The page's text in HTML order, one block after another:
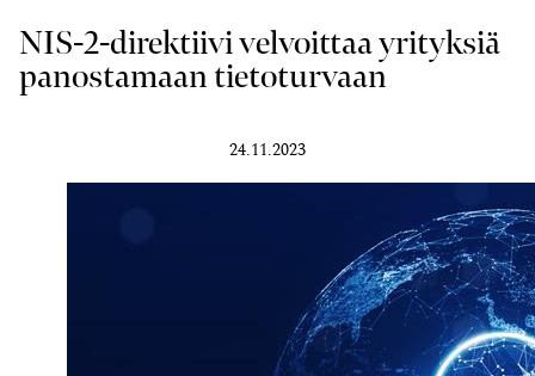
NIS-2-direktiivi velvoittaa yrityksiä
panostamaan tietoturvaan
24.11.2023